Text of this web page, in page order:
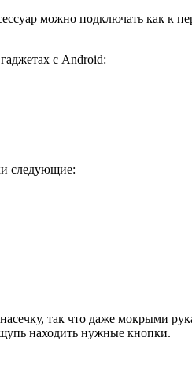
можно подключать как к
с Android:
следующие:
так что даже мокрыми
находить нужные кнопки.